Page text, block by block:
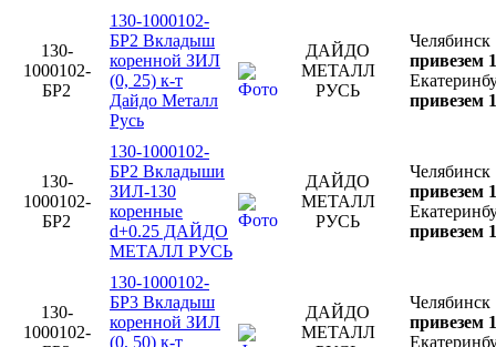
130-
1000102-
БР2
130-1000102-
БР2 Вкладыш
коренной ЗИЛ
(0, 25) к-т
Дайдо Металл
Русь
ДАЙДО
МЕТАЛЛ
РУСЬ
Челябинск
привезем
привезем
130-
1000102-
БР2
130-1000102-
БР2 Вкладыши
ЗИЛ-130
коренные
d+0.25 ДАЙДО
МЕТАЛЛ РУСЬ
ДАЙДО
МЕТАЛЛ
РУСЬ
Челябинск
привезем
привезем
130-
1000102-
130-1000102-
БР3 Вкладыш
коренной ЗИЛ
(0, 50) к-т
ДАЙДО
МЕТАЛЛ
Челябинск
привезем